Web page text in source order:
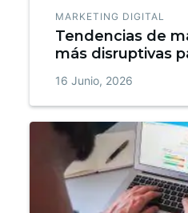
MARKETING DIGITAL
Tendencias de
más disruptivas
16 Junio, 2026